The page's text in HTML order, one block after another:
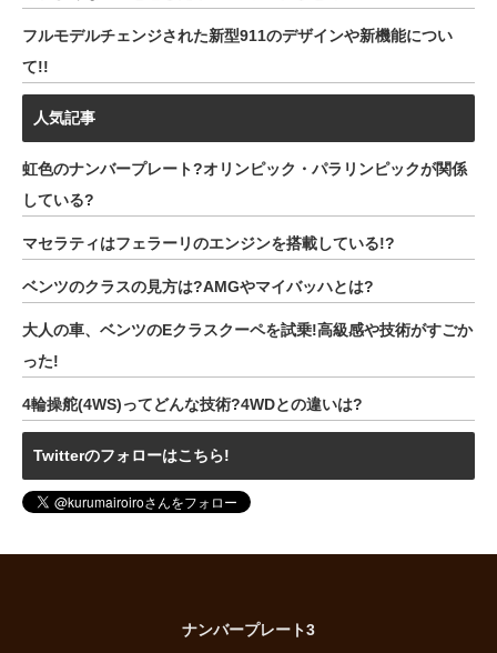
フルモデルチェンジされた新型911のデザインや新機能につい
て!!
人気記事
虹色のナンバープレート?オリンピック・パラリンピックが関係
している?
マセラティはフェラーリのエンジンを搭載している!?
ベンツのクラスの見方は?AMGやマイバッハとは?
大人の車、ベンツのEクラスクーペを試乗!高級感や技術がすごか
った!
4輪操舵(4WS)ってどんな技術?4WDとの違いは?
Twitterのフォローはこちら!
ナンバープレート3